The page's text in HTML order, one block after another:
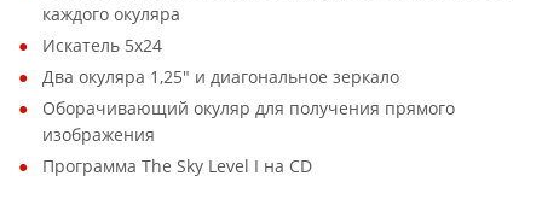
каждого окуляра
Искатель 5х24
Два окуляра 1,25" и диагональное зеркало
Оборачивающий окуляр для получения прямого
изображения
Программа The Sky Level I на CD